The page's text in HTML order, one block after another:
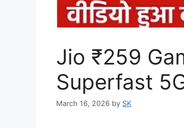
Jio ₹259
Superfast
March 16, 2026 by SK